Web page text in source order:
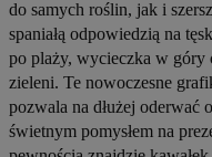
do samych roślin, jak i
spaniałą odpowiedzią na
po plaży, wycieczka w góry
zieleni. Te nowoczesne
pozwala na dłużej oderwać
świetnym pomysłem na